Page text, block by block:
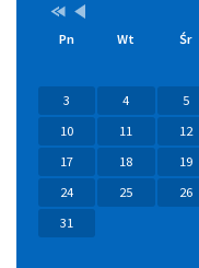
Przestaw
na
Przestaw
na
Pn Wt Śr
3
4 5
10
11 12
17
18 19
24
25 26
31